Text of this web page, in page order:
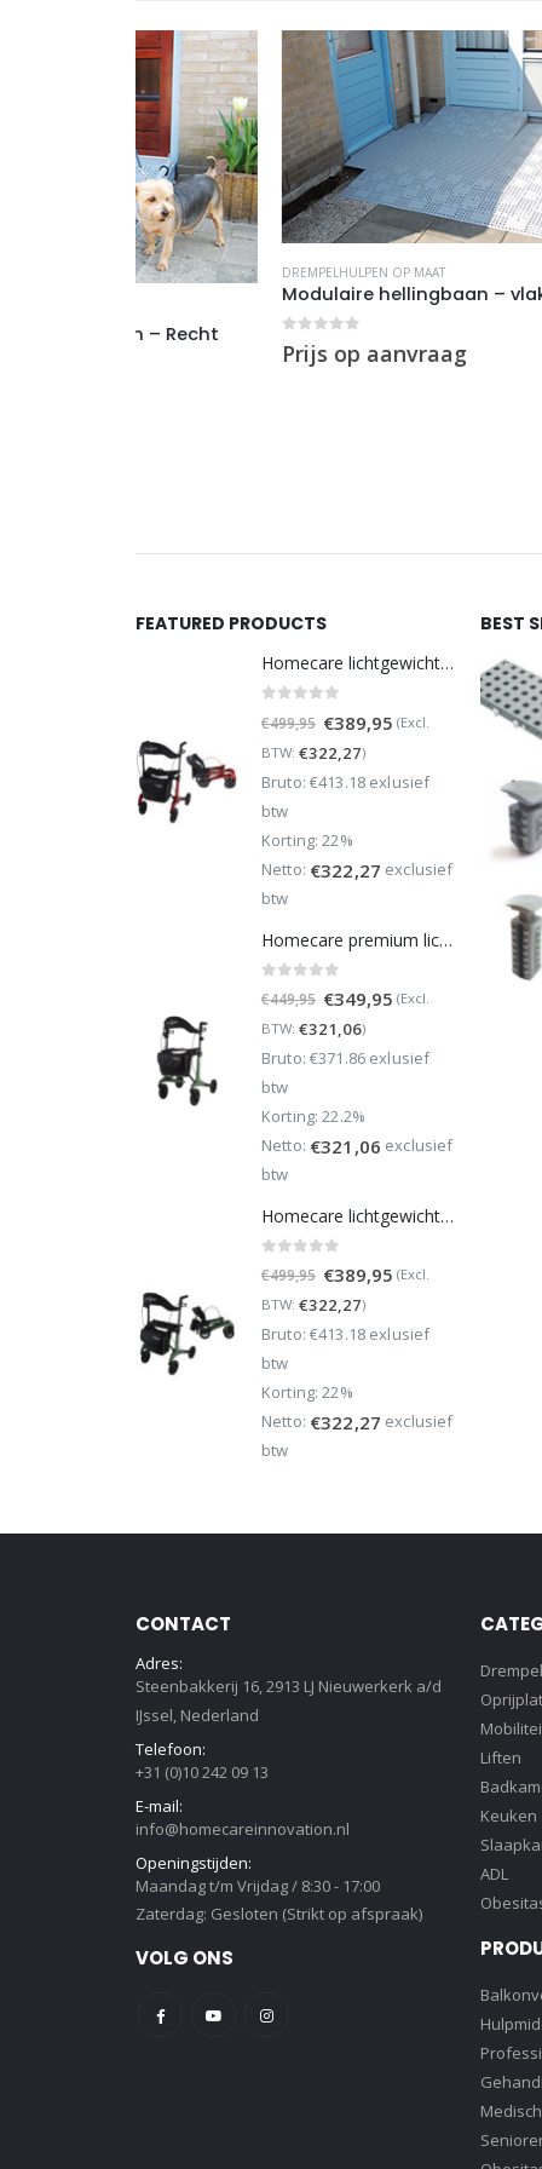
DREMPELHULPEN OP MAAT
Modulaire hellingbaan – vlak met hoeken
0 out of 5
Prijs op aanvraag
FEATURED PRODUCTS
Homecare lichtgewicht Rollator van 5,8 kg – Carbon rollator tot 150 kg draaggewicht – Dubbel opvouwbaar en inclusief reistas - Rood
€499,95 Oorspronkelijke
prijs
was:
€389,95 Huidige
is:
(Excl.
BTW: €322,27)
Bruto: €413.18 exlusief
btw
Korting: 22%
Netto: €322,27 exclusief
btw
Homecare premium lichtgewicht 5,4 kg - carbon rollator - 150 kg draaggewicht - Opvouwbaar - Groen - incl stokhouder
€449,95 Oorspronkelijke
prijs
was:
€349,95 Huidige
is:
(Excl.
BTW: €321,06)
Bruto: €371.86 exlusief
btw
Korting: 22.2%
Netto: €321,06 exclusief
btw
Homecare lichtgewicht Rollator van 5,8 kg – Carbon rollator tot 150 kg draaggewicht – Dubbel opvouwbaar en inclusief reistas - Groen
€499,95 Oorspronkelijke
prijs
was:
€389,95 Huidige
is:
(Excl.
BTW: €322,27)
Bruto: €413.18 exlusief
btw
Korting: 22%
Netto: €322,27 exclusief
btw
BEST
CONTACT
Adres:
Steenbakkerij 16, 2913 LJ Nieuwerkerk a/d
IJssel, Nederland
Telefoon:
+31 (0)10 242 09 13
E-mail:
info@homecareinnovation.nl
Openingstijden:
Maandag t/m Vrijdag / 8:30 - 17:00
Zaterdag: Gesloten (Strikt op afspraak)
VOLG ONS
Liften
Keuken
ADL